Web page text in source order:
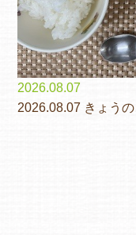
2026.08.07
2026.08.07 きょう